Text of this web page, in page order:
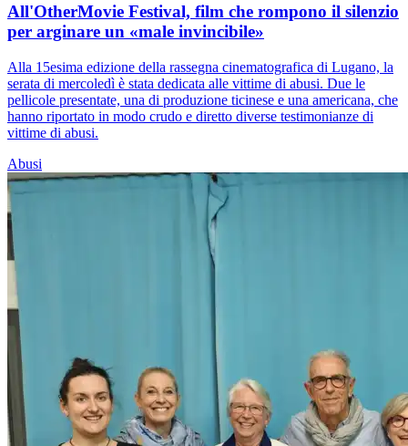
All'OtherMovie Festival, film che rompono il silenzio
per arginare un «male invincibile»
Alla 15esima edizione della rassegna cinematografica di Lugano, la
serata di mercoledì è stata dedicata alle vittime di abusi. Due le
pellicole presentate, una di produzione ticinese e una americana, che
hanno riportato in modo crudo e diretto diverse testimonianze di
vittime di abusi.
Abusi